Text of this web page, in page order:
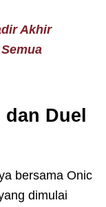
Akhir
Duel
bersama Onic
dimulai